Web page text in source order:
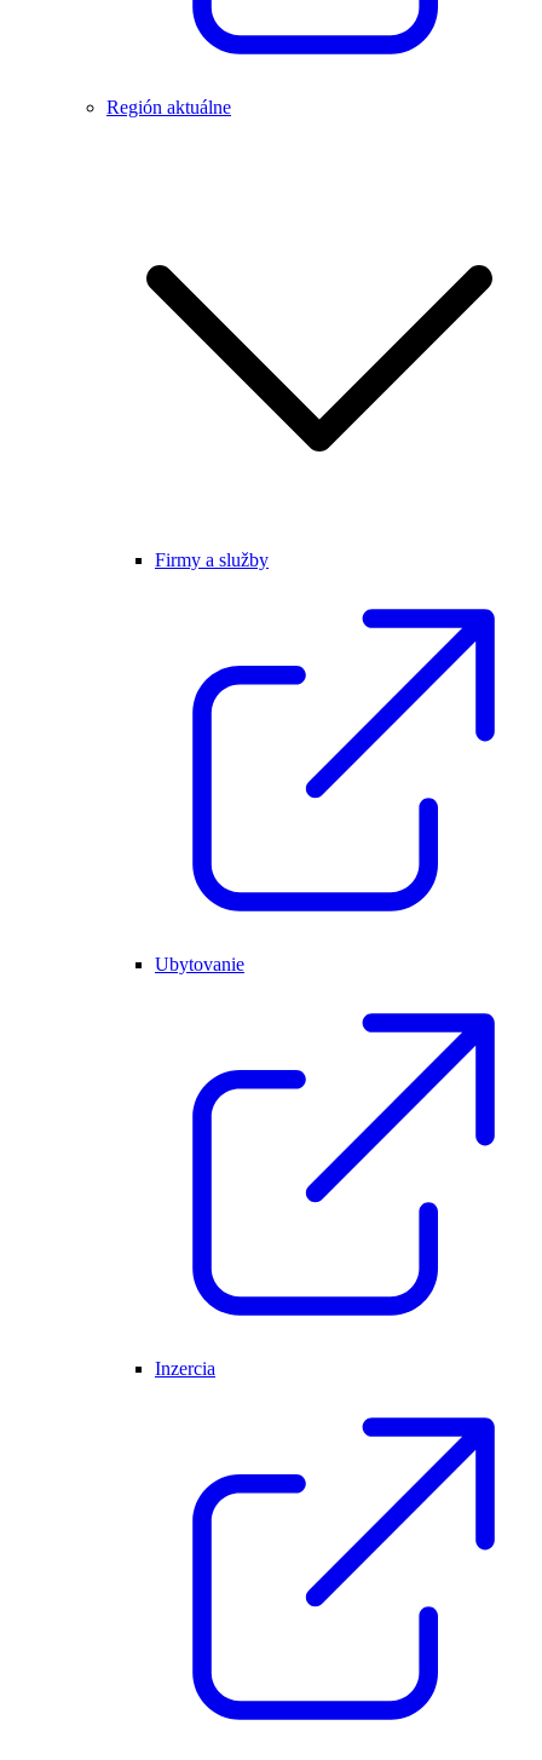
Región aktuálne
Firmy a služby
Ubytovanie
Inzercia